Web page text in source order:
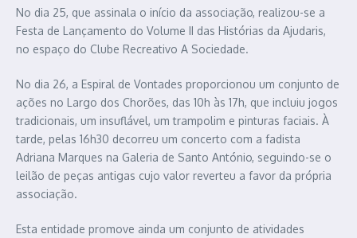
No dia 25, que assinala o início da associação, realizou-se a
Festa de Lançamento do Volume II das Histórias da Ajudaris,
no espaço do Clube Recreativo A Sociedade.
No dia 26, a Espiral de Vontades proporcionou um conjunto de
ações no Largo dos Chorões, das 10h às 17h, que incluiu jogos
tradicionais, um insuflável, um trampolim e pinturas faciais. À
tarde, pelas 16h30 decorreu um concerto com a fadista
Adriana Marques na Galeria de Santo António, seguindo-se o
leilão de peças antigas cujo valor reverteu a favor da própria
associação.
Esta entidade promove ainda um conjunto de atividades